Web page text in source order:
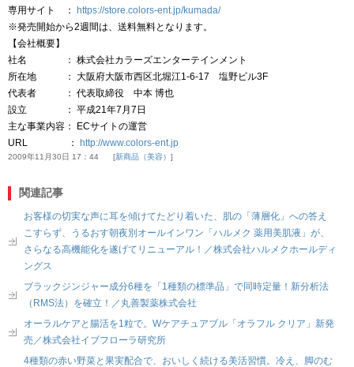
専用サイト ：
https://store.colors-ent.jp/kumada/
※発売開始から2週間は、送料無料となります。
【会社概要】
社名 ： 株式会社カラーズエンターテインメント
所在地 ： 大阪府大阪市西区北堀江1-6-17 塩野ビル3F
代表者 ： 代表取締役 中本 博也
設立 ： 平成21年7月7日
主な事業内容： ECサイトの運営
URL ：
http://www.colors-ent.jp
2009年11月30日 17：44 新商品（美容）
関連記事
お客様の切実な声に耳を傾けてたどり着いた、肌の「薄層化」への答え
こすらず、うるおす朝夜別オールインワン「ハルメク 薬用美肌液」が、
さらなる高機能化を遂げてリニューアル！／株式会社ハルメクホールディ
ングス
ブラックジンジャー成分6種を「1種類の標準品」で同時定量！新分析法
（RMS法）を確立！／丸善製薬株式会社
オーラルケアと腸活を1粒で。Wケアチュアブル「オラフル クリア」新発
売／株式会社イブフローラ研究所
4種類の赤い野菜と果実配合で、おいしく続ける美活習慣。冷え、脚のむ